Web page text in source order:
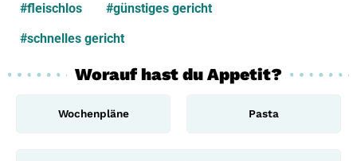
#fleischlos
#günstiges gericht
#schnelles gericht
Worauf hast du Appetit?
Wochenpläne Pasta